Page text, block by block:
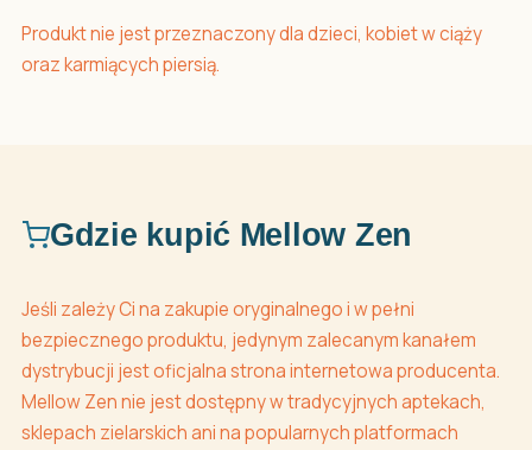
Produkt nie jest przeznaczony dla dzieci, kobiet w ciąży
oraz karmiących piersią.
Gdzie kupić Mellow Zen
Jeśli zależy Ci na zakupie oryginalnego i w pełni
bezpiecznego produktu, jedynym zalecanym kanałem
dystrybucji jest oficjalna strona internetowa producenta.
Mellow Zen nie jest dostępny w tradycyjnych aptekach,
sklepach zielarskich ani na popularnych platformach